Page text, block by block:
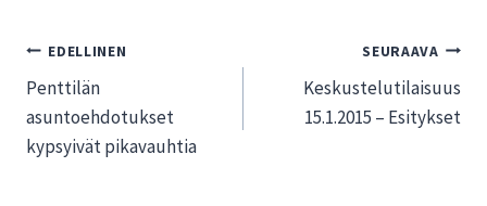
Artikkelien
selaus
EDELLINEN
Penttilän
asuntoehdotukset
kypsyivät pikavauhtia
SEURAAVA
Keskustelutilaisuus
15.1.2015 – Esitykset